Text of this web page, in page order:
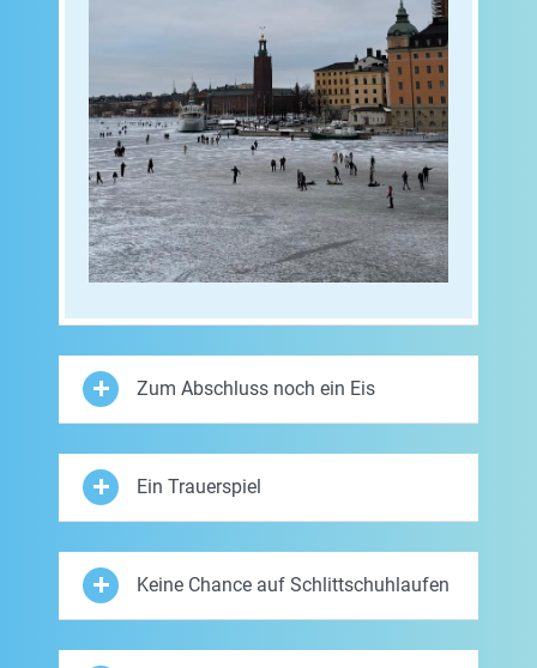
Zum Abschluss noch ein Eis
Ein Trauerspiel
Keine Chance auf Schlittschuhlaufen